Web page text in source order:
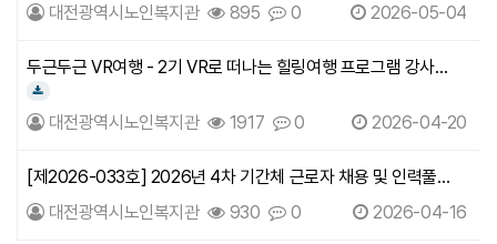
대전광역시노인복지관 895 0 2026-05-04
두근두근 VR여행 - 2기 VR로 떠나는 힐링여행 프로그램 강사
모집 공고
다운로드
대전광역시노인복지관 1917 0 2026-04-20
[제2026-033호] 2026년 4차 기간체 근로자 채용 및 인력풀
모집 최종합격자 명단 공고
대전광역시노인복지관 930 0 2026-04-16